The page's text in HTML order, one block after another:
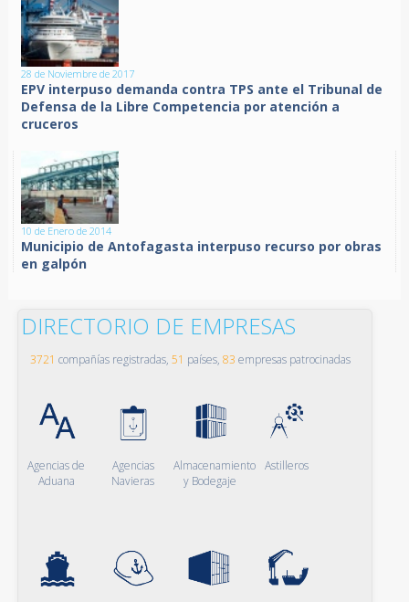
28 de Noviembre de 2017
EPV interpuso demanda contra TPS ante el Tribunal de
Defensa de la Libre Competencia por atención a
cruceros
10 de Enero de 2014
Municipio de Antofagasta interpuso recurso por obras
en galpón
DIRECTORIO DE EMPRESAS
3721 compañías registradas, 51 países, 83 empresas patrocinadas
Agencias de
Aduana
Agencias
Navieras
Almacenamiento
y Bodegaje
Astilleros